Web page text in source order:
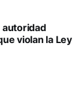
autoridad
violan la Ley